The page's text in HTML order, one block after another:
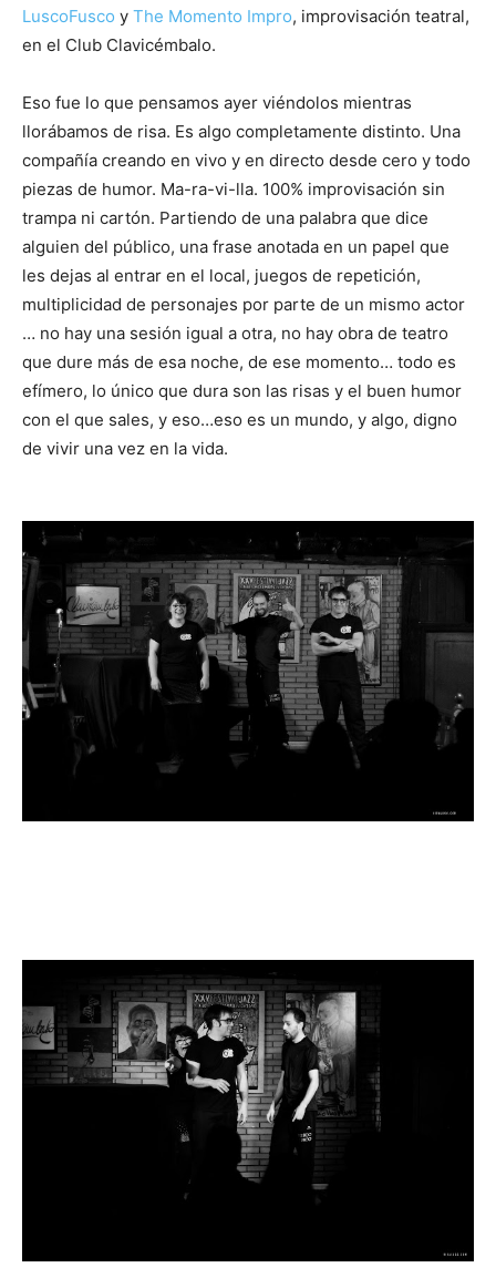
LuscoFusco y The Momento Impro, improvisación teatral,
en el Club Clavicémbalo.
Eso fue lo que pensamos ayer viéndolos mientras
llorábamos de risa. Es algo completamente distinto. Una
compañía creando en vivo y en directo desde cero y todo
piezas de humor. Ma-ra-vi-lla. 100% improvisación sin
trampa ni cartón. Partiendo de una palabra que dice
alguien del público, una frase anotada en un papel que
les dejas al entrar en el local, juegos de repetición,
multiplicidad de personajes por parte de un mismo actor
… no hay una sesión igual a otra, no hay obra de teatro
que dure más de esa noche, de ese momento… todo es
efímero, lo único que dura son las risas y el buen humor
con el que sales, y eso…eso es un mundo, y algo, digno
de vivir una vez en la vida.